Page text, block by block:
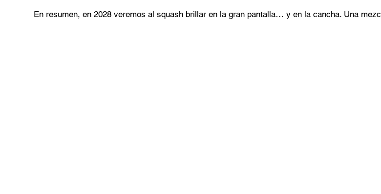
En resumen, en 2028 veremos al squash brillar en la gran pantalla… y en la cancha. Una